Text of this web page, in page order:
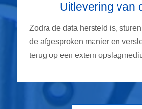
Uitlevering van
Zodra de data hersteld is,
de afgesproken manier en
terug op een extern